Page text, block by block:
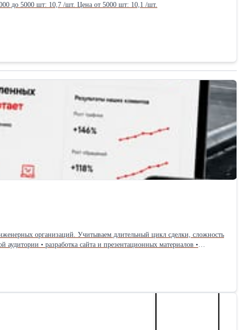
до 5000 шт: 10,7 /шт. Цена от 5000 шт: 10,1 /шт.
организаций. Учитываем длительный цикл сделки, сложность